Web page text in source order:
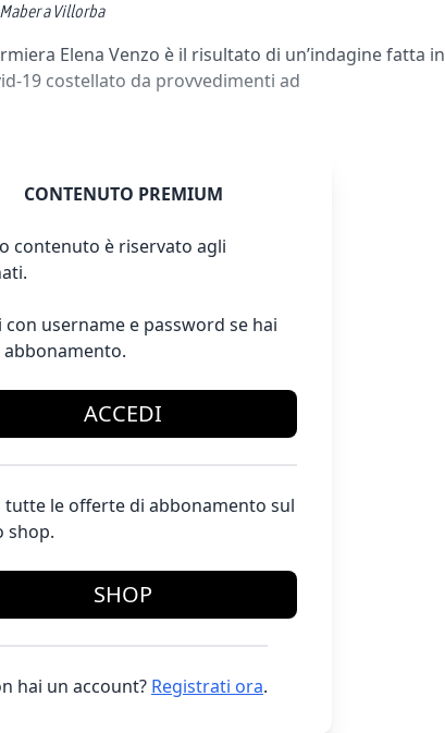
a Villorba
Elena Venzo è il risultato di un’indagine fatta in
19 costellato da provvedimenti ad
CONTENUTO PREMIUM
contenuto è riservato agli
con username e password se hai
abbonamento.
ACCEDI
tutte le offerte di abbonamento sul
shop.
SHOP
hai un account? Registrati ora.